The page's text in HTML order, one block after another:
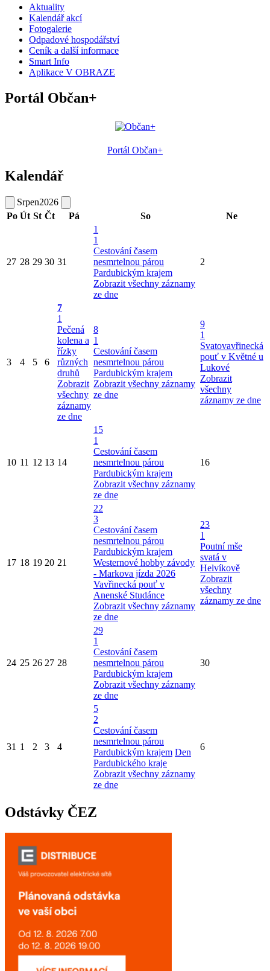
Aktuality
Kalendář akcí
Fotogalerie
Odpadové hospodářství
Ceník a další informace
Smart Info
Aplikace V OBRAZE
Portál Občan+
Portál Občan+
Kalendář
Srpen2026
Po Út St Čt Pá So Ne
27 28 29 30 31
1
1
Cestování časem
nesmrtelnou párou
Pardubickým krajem
Zobrazit všechny záznamy
ze dne
2
3 4 5 6
7
1
Pečená
kolena a
řízky
různých
druhů
Zobrazit
všechny
záznamy
ze dne
8
1
Cestování časem
nesmrtelnou párou
Pardubickým krajem
Zobrazit všechny záznamy
ze dne
9
1
Svatovavřinecká
pouť v Květné u
Lukové
Zobrazit
všechny
záznamy ze dne
10 11 12 13 14
15
1
Cestování časem
nesmrtelnou párou
Pardubickým krajem
Zobrazit všechny záznamy
ze dne
16
17 18 19 20 21
22
3
Cestování časem
nesmrtelnou párou
Pardubickým krajem
Westernové hobby závody
- Markova jízda 2026
Vavřinecká pouť v
Anenské Studánce
Zobrazit všechny záznamy
ze dne
23
1
Poutní mše
svatá v
Helvíkově
Zobrazit
všechny
záznamy ze dne
24 25 26 27 28
29
1
Cestování časem
nesmrtelnou párou
Pardubickým krajem
Zobrazit všechny záznamy
ze dne
30
31 1 2 3 4
5
2
Cestování časem
nesmrtelnou párou
Pardubickým krajem Den
Pardubického kraje
Zobrazit všechny záznamy
ze dne
6
Odstávky ČEZ